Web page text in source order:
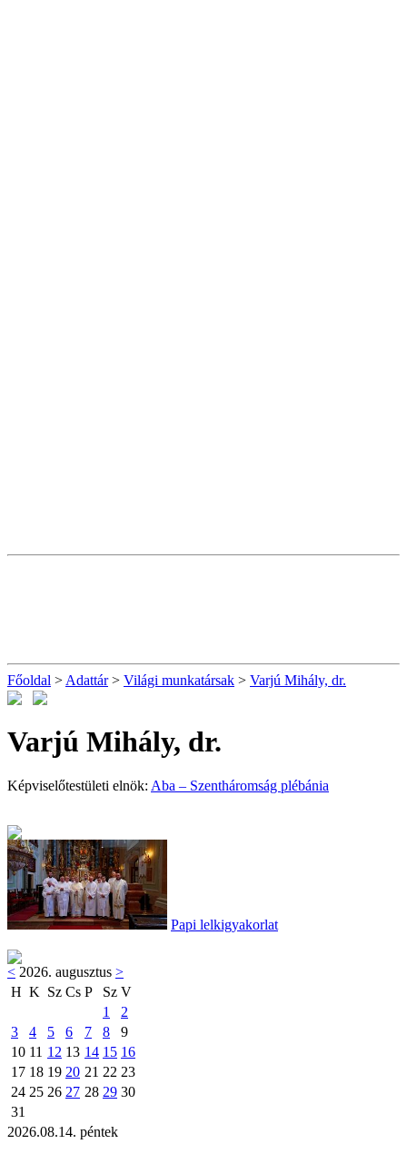
Főoldal > Adattár> Világi munkatársak > Varjú Mihály, dr.
Varjú Mihály, dr.
Képviselőtestületi elnök: Aba – Szentháromság plébánia
Papi lelkigyakorlat
< 2026. augusztus >
H K Sz Cs P Sz V
1
2
3
4 5 6 7 8
9
10 11 12 13 14 15 16
17 18 19 20 21 22 23
24 25 26 27 28 29 30
31
2026.08.14. péntek